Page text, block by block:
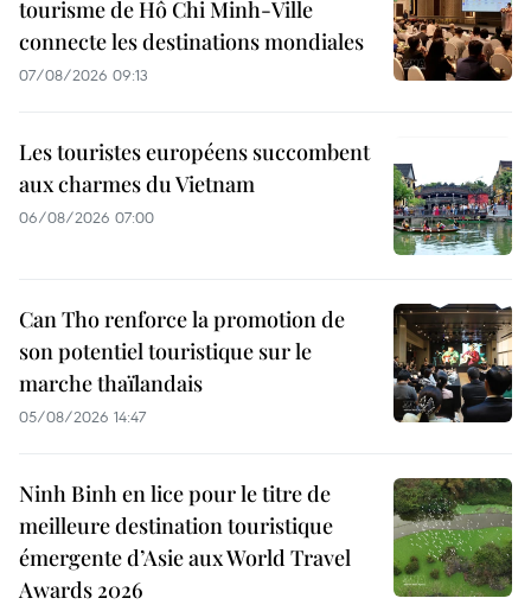
tourisme de Hô Chi Minh-Ville
connecte les destinations mondiales
07/08/2026 09:13
Les touristes européens succombent
aux charmes du Vietnam
06/08/2026 07:00
Can Tho renforce la promotion de
son potentiel touristique sur le
marche thaïlandais
05/08/2026 14:47
Ninh Binh en lice pour le titre de
meilleure destination touristique
émergente d’Asie aux World Travel
Awards 2026